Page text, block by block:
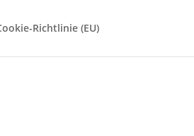
Richtlinie (EU)